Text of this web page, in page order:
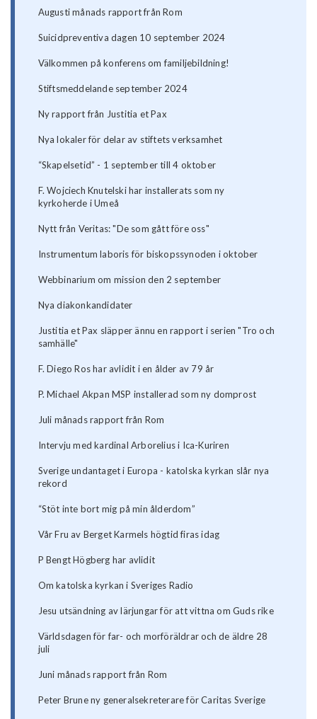
Augusti månads rapport från Rom
Suicidpreventiva dagen 10 september 2024
Välkommen på konferens om familjebildning!
Stiftsmeddelande september 2024
Ny rapport från Justitia et Pax
Nya lokaler för delar av stiftets verksamhet
“Skapelsetid” - 1 september till 4 oktober
F. Wojciech Knutelski har installerats som ny
kyrkoherde i Umeå
Nytt från Veritas: "De som gått före oss"
Instrumentum laboris för biskopssynoden i oktober
Webbinarium om mission den 2 september
Nya diakonkandidater
Justitia et Pax släpper ännu en rapport i serien "Tro och
samhälle"
F. Diego Ros har avlidit i en ålder av 79 år
P. Michael Akpan MSP installerad som ny domprost
Juli månads rapport från Rom
Intervju med kardinal Arborelius i Ica-Kuriren
Sverige undantaget i Europa - katolska kyrkan slår nya
rekord
“Stöt inte bort mig på min ålderdom”
Vår Fru av Berget Karmels högtid firas idag
P Bengt Högberg har avlidit
Om katolska kyrkan i Sveriges Radio
Jesu utsändning av lärjungar för att vittna om Guds rike
Världsdagen för far- och morföräldrar och de äldre 28
juli
Juni månads rapport från Rom
Peter Brune ny generalsekreterare för Caritas Sverige